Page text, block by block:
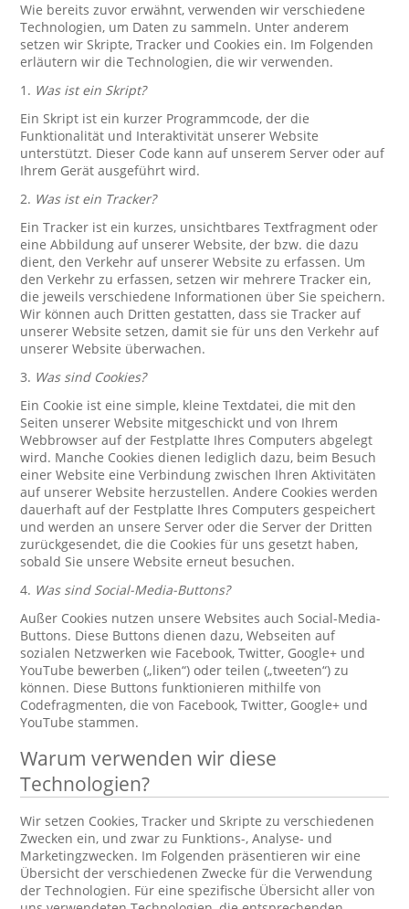
Wie bereits zuvor erwähnt, verwenden wir verschiedene
Technologien, um Daten zu sammeln. Unter anderem
setzen wir Skripte, Tracker und Cookies ein. Im Folgenden
erläutern wir die Technologien, die wir verwenden.
1. Was ist ein Skript?
Ein Skript ist ein kurzer Programmcode, der die
Funktionalität und Interaktivität unserer Website
unterstützt. Dieser Code kann auf unserem Server oder auf
Ihrem Gerät ausgeführt wird.
2. Was ist ein Tracker?
Ein Tracker ist ein kurzes, unsichtbares Textfragment oder
eine Abbildung auf unserer Website, der bzw. die dazu
dient, den Verkehr auf unserer Website zu erfassen. Um
den Verkehr zu erfassen, setzen wir mehrere Tracker ein,
die jeweils verschiedene Informationen über Sie speichern.
Wir können auch Dritten gestatten, dass sie Tracker auf
unserer Website setzen, damit sie für uns den Verkehr auf
unserer Website überwachen.
3. Was sind Cookies?
Ein Cookie ist eine simple, kleine Textdatei, die mit den
Seiten unserer Website mitgeschickt und von Ihrem
Webbrowser auf der Festplatte Ihres Computers abgelegt
wird. Manche Cookies dienen lediglich dazu, beim Besuch
einer Website eine Verbindung zwischen Ihren Aktivitäten
auf unserer Website herzustellen. Andere Cookies werden
dauerhaft auf der Festplatte Ihres Computers gespeichert
und werden an unsere Server oder die Server der Dritten
zurückgesendet, die die Cookies für uns gesetzt haben,
sobald Sie unsere Website erneut besuchen.
4. Was sind Social-Media-Buttons?
Außer Cookies nutzen unsere Websites auch Social-Media-
Buttons. Diese Buttons dienen dazu, Webseiten auf
sozialen Netzwerken wie Facebook, Twitter, Google+ und
YouTube bewerben („liken“) oder teilen („tweeten“) zu
können. Diese Buttons funktionieren mithilfe von
Codefragmenten, die von Facebook, Twitter, Google+ und
YouTube stammen.
Warum verwenden wir diese
Technologien?
Wir setzen Cookies, Tracker und Skripte zu verschiedenen
Zwecken ein, und zwar zu Funktions-, Analyse- und
Marketingzwecken. Im Folgenden präsentieren wir eine
Übersicht der verschiedenen Zwecke für die Verwendung
der Technologien. Für eine spezifische Übersicht aller von